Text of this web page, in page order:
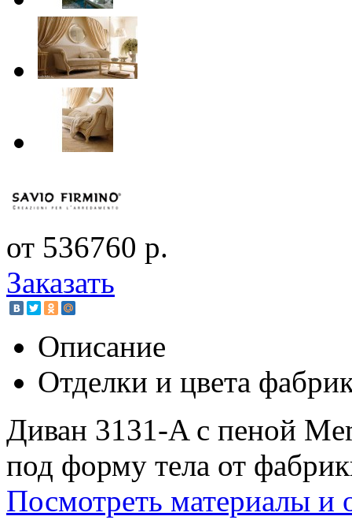
от 536760 р.
Заказать
Описание
Отделки и цвета
Диван 3131-A с пеной
под форму тела от
Посмотреть материалы и